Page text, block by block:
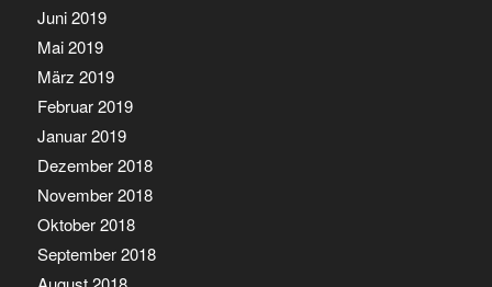
Juni 2019
Mai 2019
März 2019
Februar 2019
Januar 2019
Dezember 2018
November 2018
Oktober 2018
September 2018